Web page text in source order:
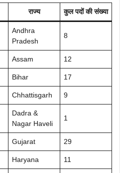
राज्य कुल पदों की संख्या
Andhra
Pradesh
8
Assam 12
Bihar 17
Chhattisgarh 9
Dadra &
Nagar Haveli
1
Gujarat 29
Haryana 11